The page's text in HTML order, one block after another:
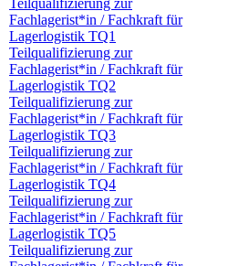
Teilqualifizierung zur
Fachlagerist*in / Fachkraft für
Lagerlogistik TQ1
Teilqualifizierung zur
Fachlagerist*in / Fachkraft für
Lagerlogistik TQ2
Teilqualifizierung zur
Fachlagerist*in / Fachkraft für
Lagerlogistik TQ3
Teilqualifizierung zur
Fachlagerist*in / Fachkraft für
Lagerlogistik TQ4
Teilqualifizierung zur
Fachlagerist*in / Fachkraft für
Lagerlogistik TQ5
Teilqualifizierung zur